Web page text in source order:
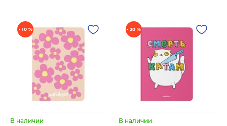
- 10 %
В наличии
- 20 %
В наличии